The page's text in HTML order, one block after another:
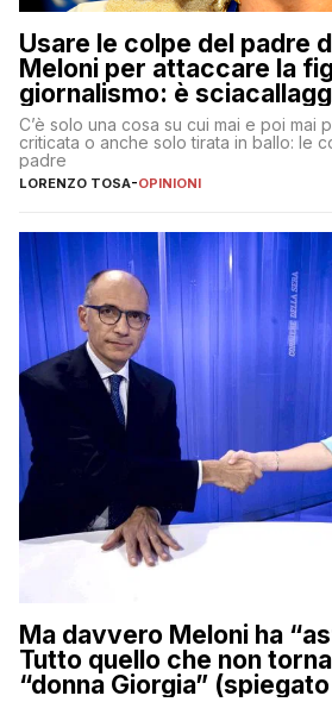
Usare le colpe del padre
Meloni per attaccare la
giornalismo: è
Dimostriamo di essere
C’è solo una cosa su cui mai e poi mai
criticata o anche solo tirata in ballo: le
padre
LORENZO TOSA-OPINIONI
Ma davvero Meloni ha
Tutto quello che non
“donna Giorgia”